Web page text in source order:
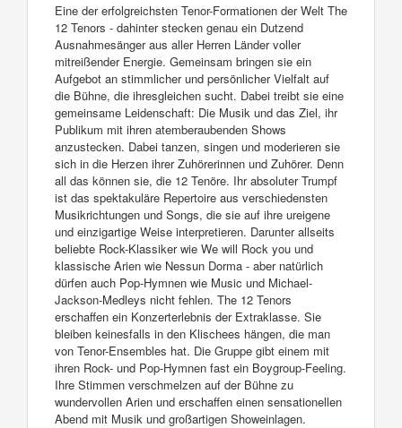
Eine der erfolgreichsten Tenor-Formationen der Welt The
12 Tenors - dahinter stecken genau ein Dutzend
Ausnahmesänger aus aller Herren Länder voller
mitreißender Energie. Gemeinsam bringen sie ein
Aufgebot an stimmlicher und persönlicher Vielfalt auf
die Bühne, die ihresgleichen sucht. Dabei treibt sie eine
gemeinsame Leidenschaft: Die Musik und das Ziel, ihr
Publikum mit ihren atemberaubenden Shows
anzustecken. Dabei tanzen, singen und moderieren sie
sich in die Herzen ihrer Zuhörerinnen und Zuhörer. Denn
all das können sie, die 12 Tenöre. Ihr absoluter Trumpf
ist das spektakuläre Repertoire aus verschiedensten
Musikrichtungen und Songs, die sie auf ihre ureigene
und einzigartige Weise interpretieren. Darunter allseits
beliebte Rock-Klassiker wie We will Rock you und
klassische Arien wie Nessun Dorma - aber natürlich
dürfen auch Pop-Hymnen wie Music und Michael-
Jackson-Medleys nicht fehlen. The 12 Tenors
erschaffen ein Konzerterlebnis der Extraklasse. Sie
bleiben keinesfalls in den Klischees hängen, die man
von Tenor-Ensembles hat. Die Gruppe gibt einem mit
ihren Rock- und Pop-Hymnen fast ein Boygroup-Feeling.
Ihre Stimmen verschmelzen auf der Bühne zu
wundervollen Arien und erschaffen einen sensationellen
Abend mit Musik und großartigen Showeinlagen.